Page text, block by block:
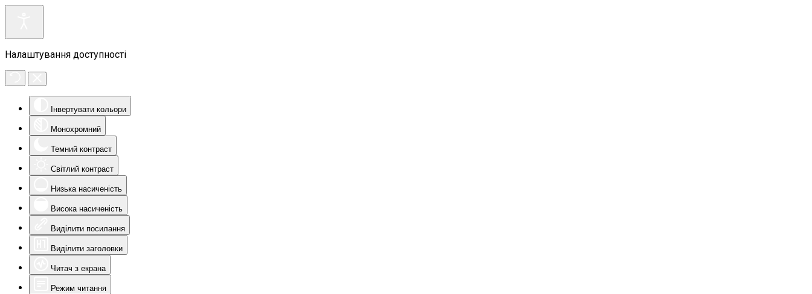
Налаштування доступності
Інвертувати кольори
Монохромний
Темний контраст
Світлий контраст
Низька насиченість
Висока насиченість
Виділити посилання
Виділити заголовки
Читач з екрана
Режим читання